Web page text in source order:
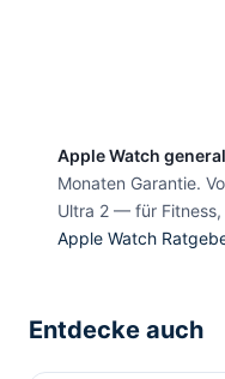
Apple Watch
Monaten Garantie.
Ultra 2 — für
Apple Watch
Entdecke auch